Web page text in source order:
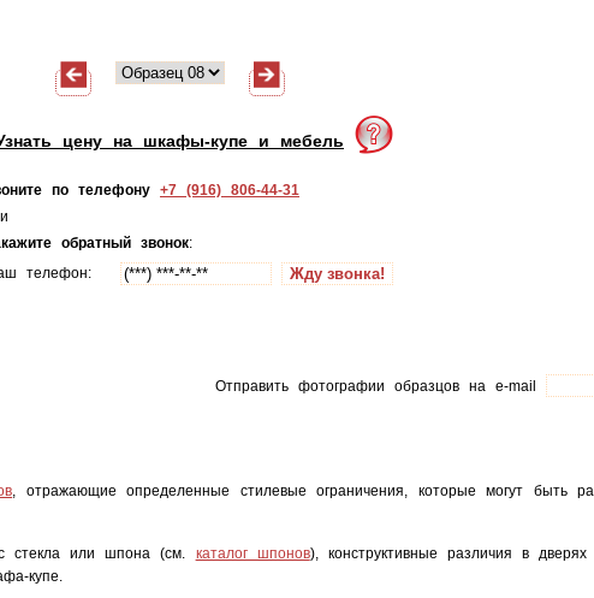
цену на шкафы-купе и мебель
по телефону +7 (916) 806-44-31
обратный звонок:
телефон:
Отправить фотографии образцов на e-mail
, отражающие определенные стилевые ограничения, которые могут быть
стекла или шпона (см. каталог шпонов), конструктивные различия в
купе.